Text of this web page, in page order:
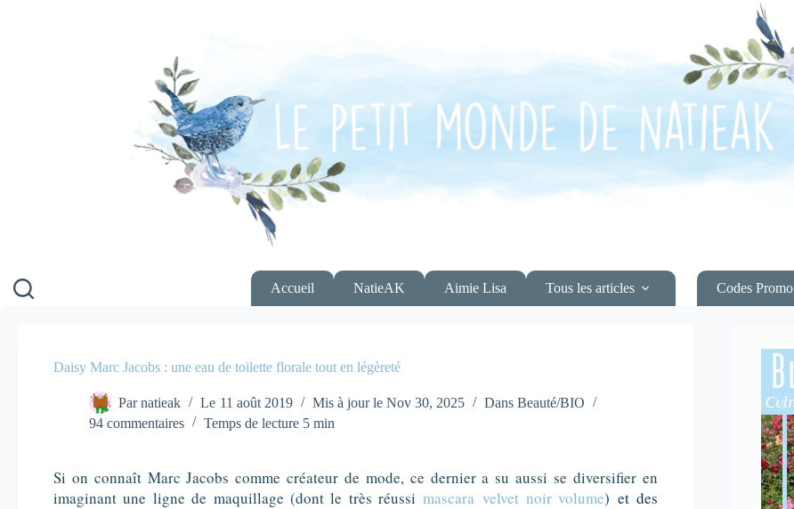
Accueil NatieAK Aimie Lisa Tous les articles Codes Promo
Daisy Marc Jacobs : une eau de toilette florale tout en légèreté
Par natieak Le 11 août 2019 Mis à jour le Nov 30, 2025 Dans Beauté/BIO
94 commentaires
Temps de lecture 5 min
Si on connaît Marc Jacobs comme créateur de mode, ce dernier a su aussi se diversifier en
imaginant une ligne de maquillage (dont le très réussi mascaravelvet noir volume) et des